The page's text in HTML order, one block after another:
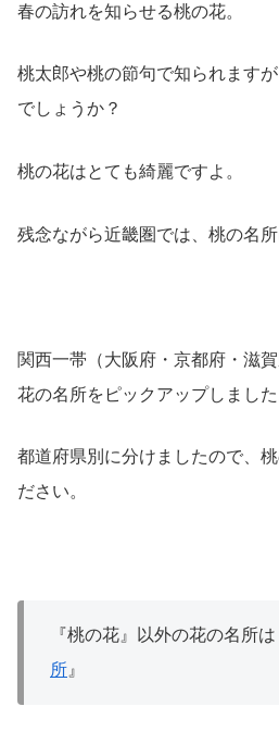
春の訪れを知らせる桃の花。
桃太郎や桃の節句で知られます
でしょうか？
桃の花はとても綺麗ですよ。
残念ながら近畿圏では、桃の名所
関西一帯（大阪府・京都府・滋
花の名所をピックアップしました
都道府県別に分けましたので、
ださい。
『桃の花』以外の花の名所
所 』